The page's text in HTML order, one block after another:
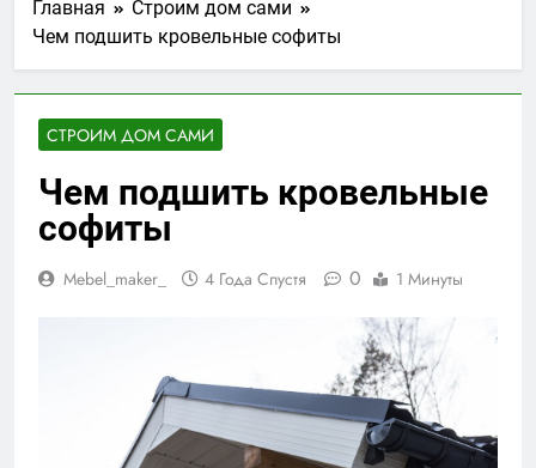
Главная
Строим дом сами
Чем подшить кровельные софиты
СТРОИМ ДОМ САМИ
Чем подшить кровельные
софиты
Mebel_maker_ 4 Года Спустя 0 1 Минуты